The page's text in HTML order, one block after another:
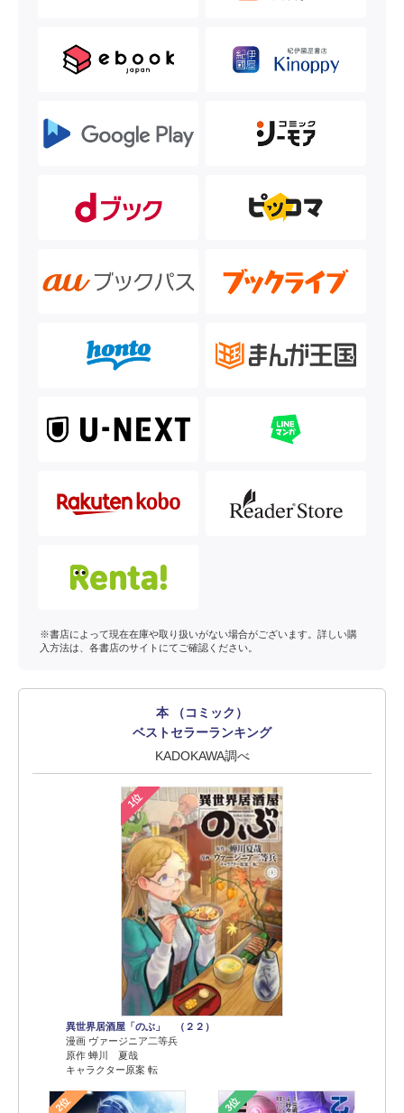
※書店によって現在在庫や取り扱いがない場合がございます。詳しい購
入方法は、各書店のサイトにてご確認ください。
本 （コミック）
ベストセラーランキング
KADOKAWA調べ
1位
異世界居酒屋「のぶ」 （２２）
漫画 ヴァージニア二等兵
原作 蝉川 夏哉
キャラクター原案 転
2位 3位